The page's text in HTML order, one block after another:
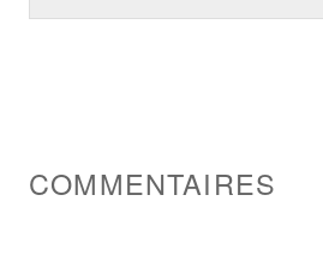
COMMENTAIRES